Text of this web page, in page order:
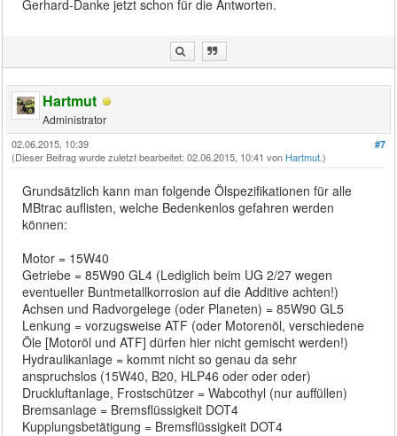
Gerhard-Danke jetzt schon für die Antworten.
Hartmut
Administrator
#7
02.06.2015, 10:39
(Dieser Beitrag wurde zuletzt bearbeitet: 02.06.2015, 10:41 von Hartmut.)
Grundsätzlich kann man folgende Ölspezifikationen für alle
MBtrac auflisten, welche Bedenkenlos gefahren werden
können:
Motor = 15W40
Getriebe = 85W90 GL4 (Lediglich beim UG 2/27 wegen
eventueller Buntmetallkorrosion auf die Additive achten!)
Achsen und Radvorgelege (oder Planeten) = 85W90 GL5
Lenkung = vorzugsweise ATF (oder Motorenöl, verschiedene
Öle [Motoröl und ATF] dürfen hier nicht gemischt werden!)
Hydraulikanlage = kommt nicht so genau da sehr
anspruchslos (15W40, B20, HLP46 oder oder oder)
Druckluftanlage, Frostschützer = Wabcothyl (nur auffüllen)
Bremsanlage = Bremsflüssigkeit DOT4
Kupplungsbetätigung = Bremsflüssigkeit DOT4